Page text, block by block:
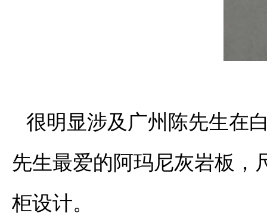
很明显涉及广州陈先生在
先生最爱的阿玛尼灰岩板，
柜设计。